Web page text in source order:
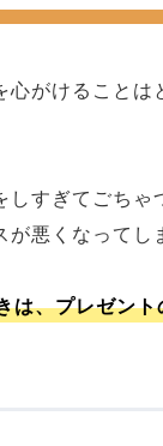
心がけること
しすぎてごち
悪くなってし
は、プレゼン